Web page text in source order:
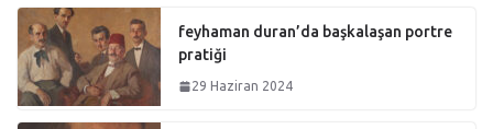
feyhaman duran’da başkalaşan portre
pratiği
29 Haziran 2024